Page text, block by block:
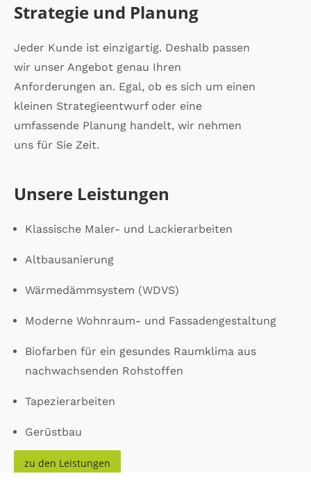
Strategie und Planung
Jeder Kunde ist einzigartig. Deshalb passen
wir unser Angebot genau Ihren
Anforderungen an. Egal, ob es sich um einen
kleinen Strategieentwurf oder eine
umfassende Planung handelt, wir nehmen
uns für Sie Zeit.
Unsere Leistungen
Klassische Maler- und Lackierarbeiten
Altbausanierung
Wärmedämmsystem (WDVS)
Moderne Wohnraum- und Fassadengestaltung
Biofarben für ein gesundes Raumklima aus
nachwachsenden Rohstoffen
Tapezierarbeiten
Gerüstbau
zu den Leistungen